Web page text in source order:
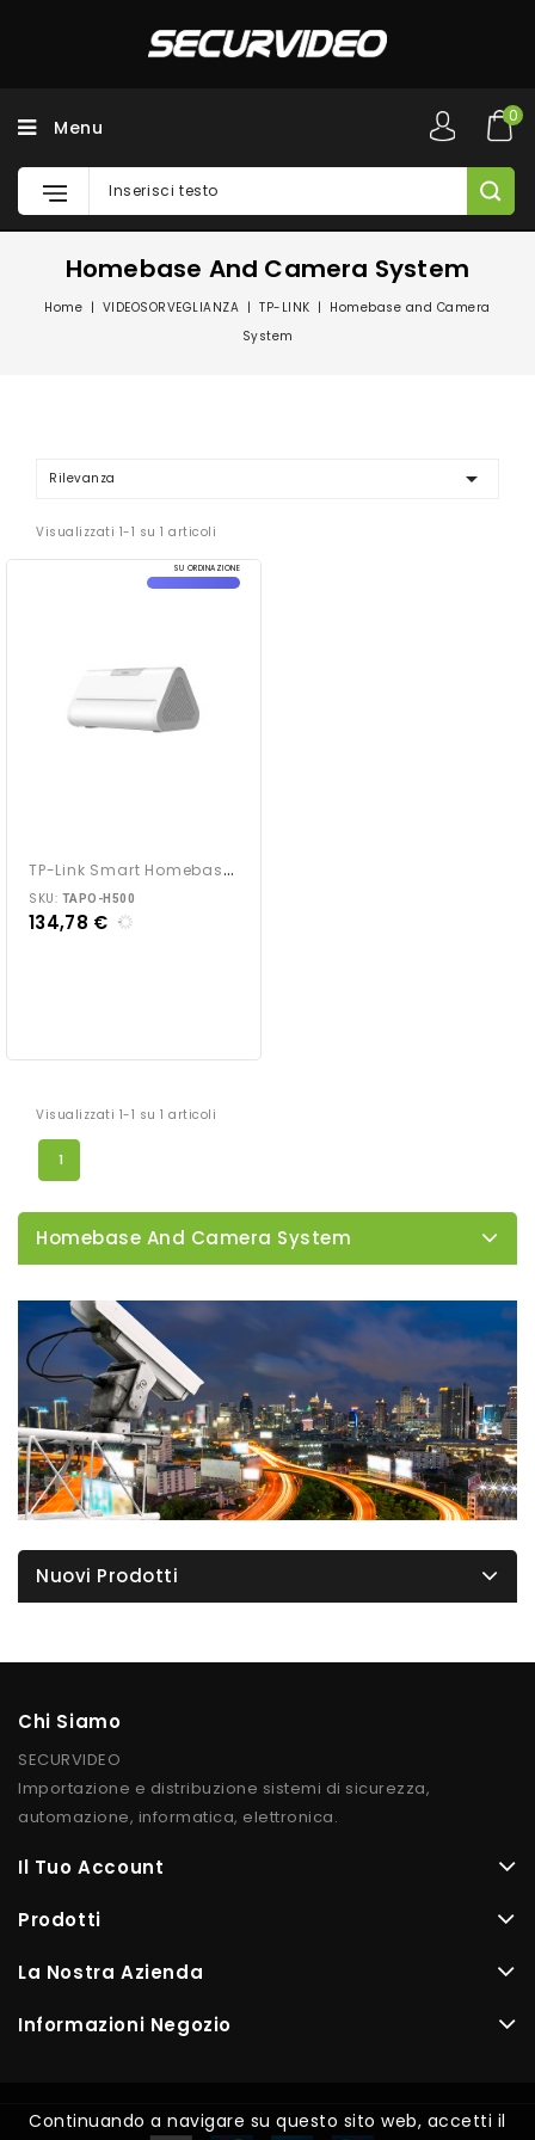
Menu
0
Homebase And Camera System
Home VIDEOSORVEGLIANZA TP-LINK
Homebase and Camera
System
Rilevanza 
Visualizzati 1-1 su 1 articoli
SU ORDINAZIONE
T
P-Link Smart Homebase...
SKU: TAPO-H500
134,78 €
Visualizzati 1-1 su 1 articoli
1
Homebase And Camera System
Nuovi Prodotti
Chi Siamo
SECURVIDEO
Importazione e distribuzione sistemi di sicurezza,
automazione, informatica, elettronica.
Il Tuo Account
Prodotti
La Nostra Azienda
Informazioni Negozio
Continuando a navigare su questo sito web, accetti il